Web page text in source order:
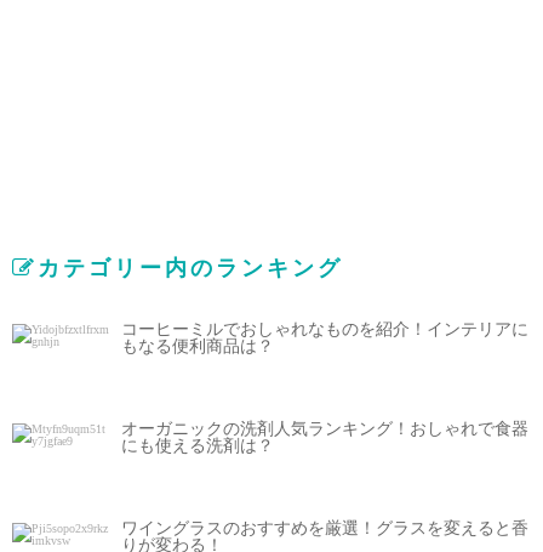
カテゴリー内のランキング
コーヒーミルでおしゃれなものを紹介！インテリアに
もなる便利商品は？
オーガニックの洗剤人気ランキング！おしゃれで食器
にも使える洗剤は？
ワイングラスのおすすめを厳選！グラスを変えると香
りが変わる！